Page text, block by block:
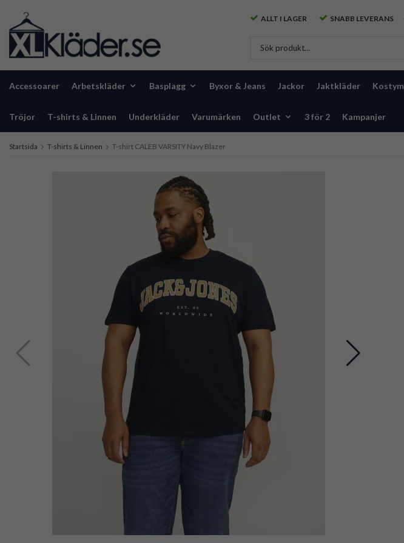
ALLT I LAGER SNABB LEVERANS
Accessoarer Arbetskläder Basplagg Byxor & Jeans Jackor Jaktkläder Kostym
Tröjor T-shirts & Linnen Underkläder Varumärken Outlet 3 för 2 Kampanjer
Startsida T-shirts & Linnen T-shirt CALEB VARSITY Navy Blazer